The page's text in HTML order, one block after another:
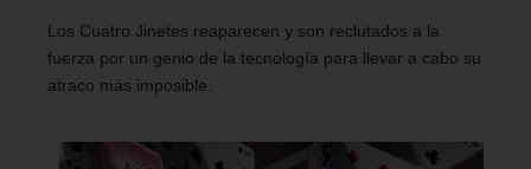
Los Cuatro Jinetes reaparecen y son reclutados a la
fuerza por un genio de la tecnología para llevar a cabo su
atraco más imposible.